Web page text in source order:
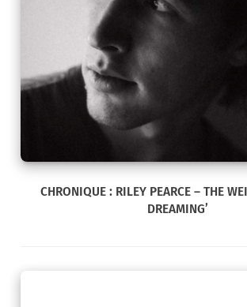
CHRONIQUE : RILEY PEARCE – THE
DREAMING’